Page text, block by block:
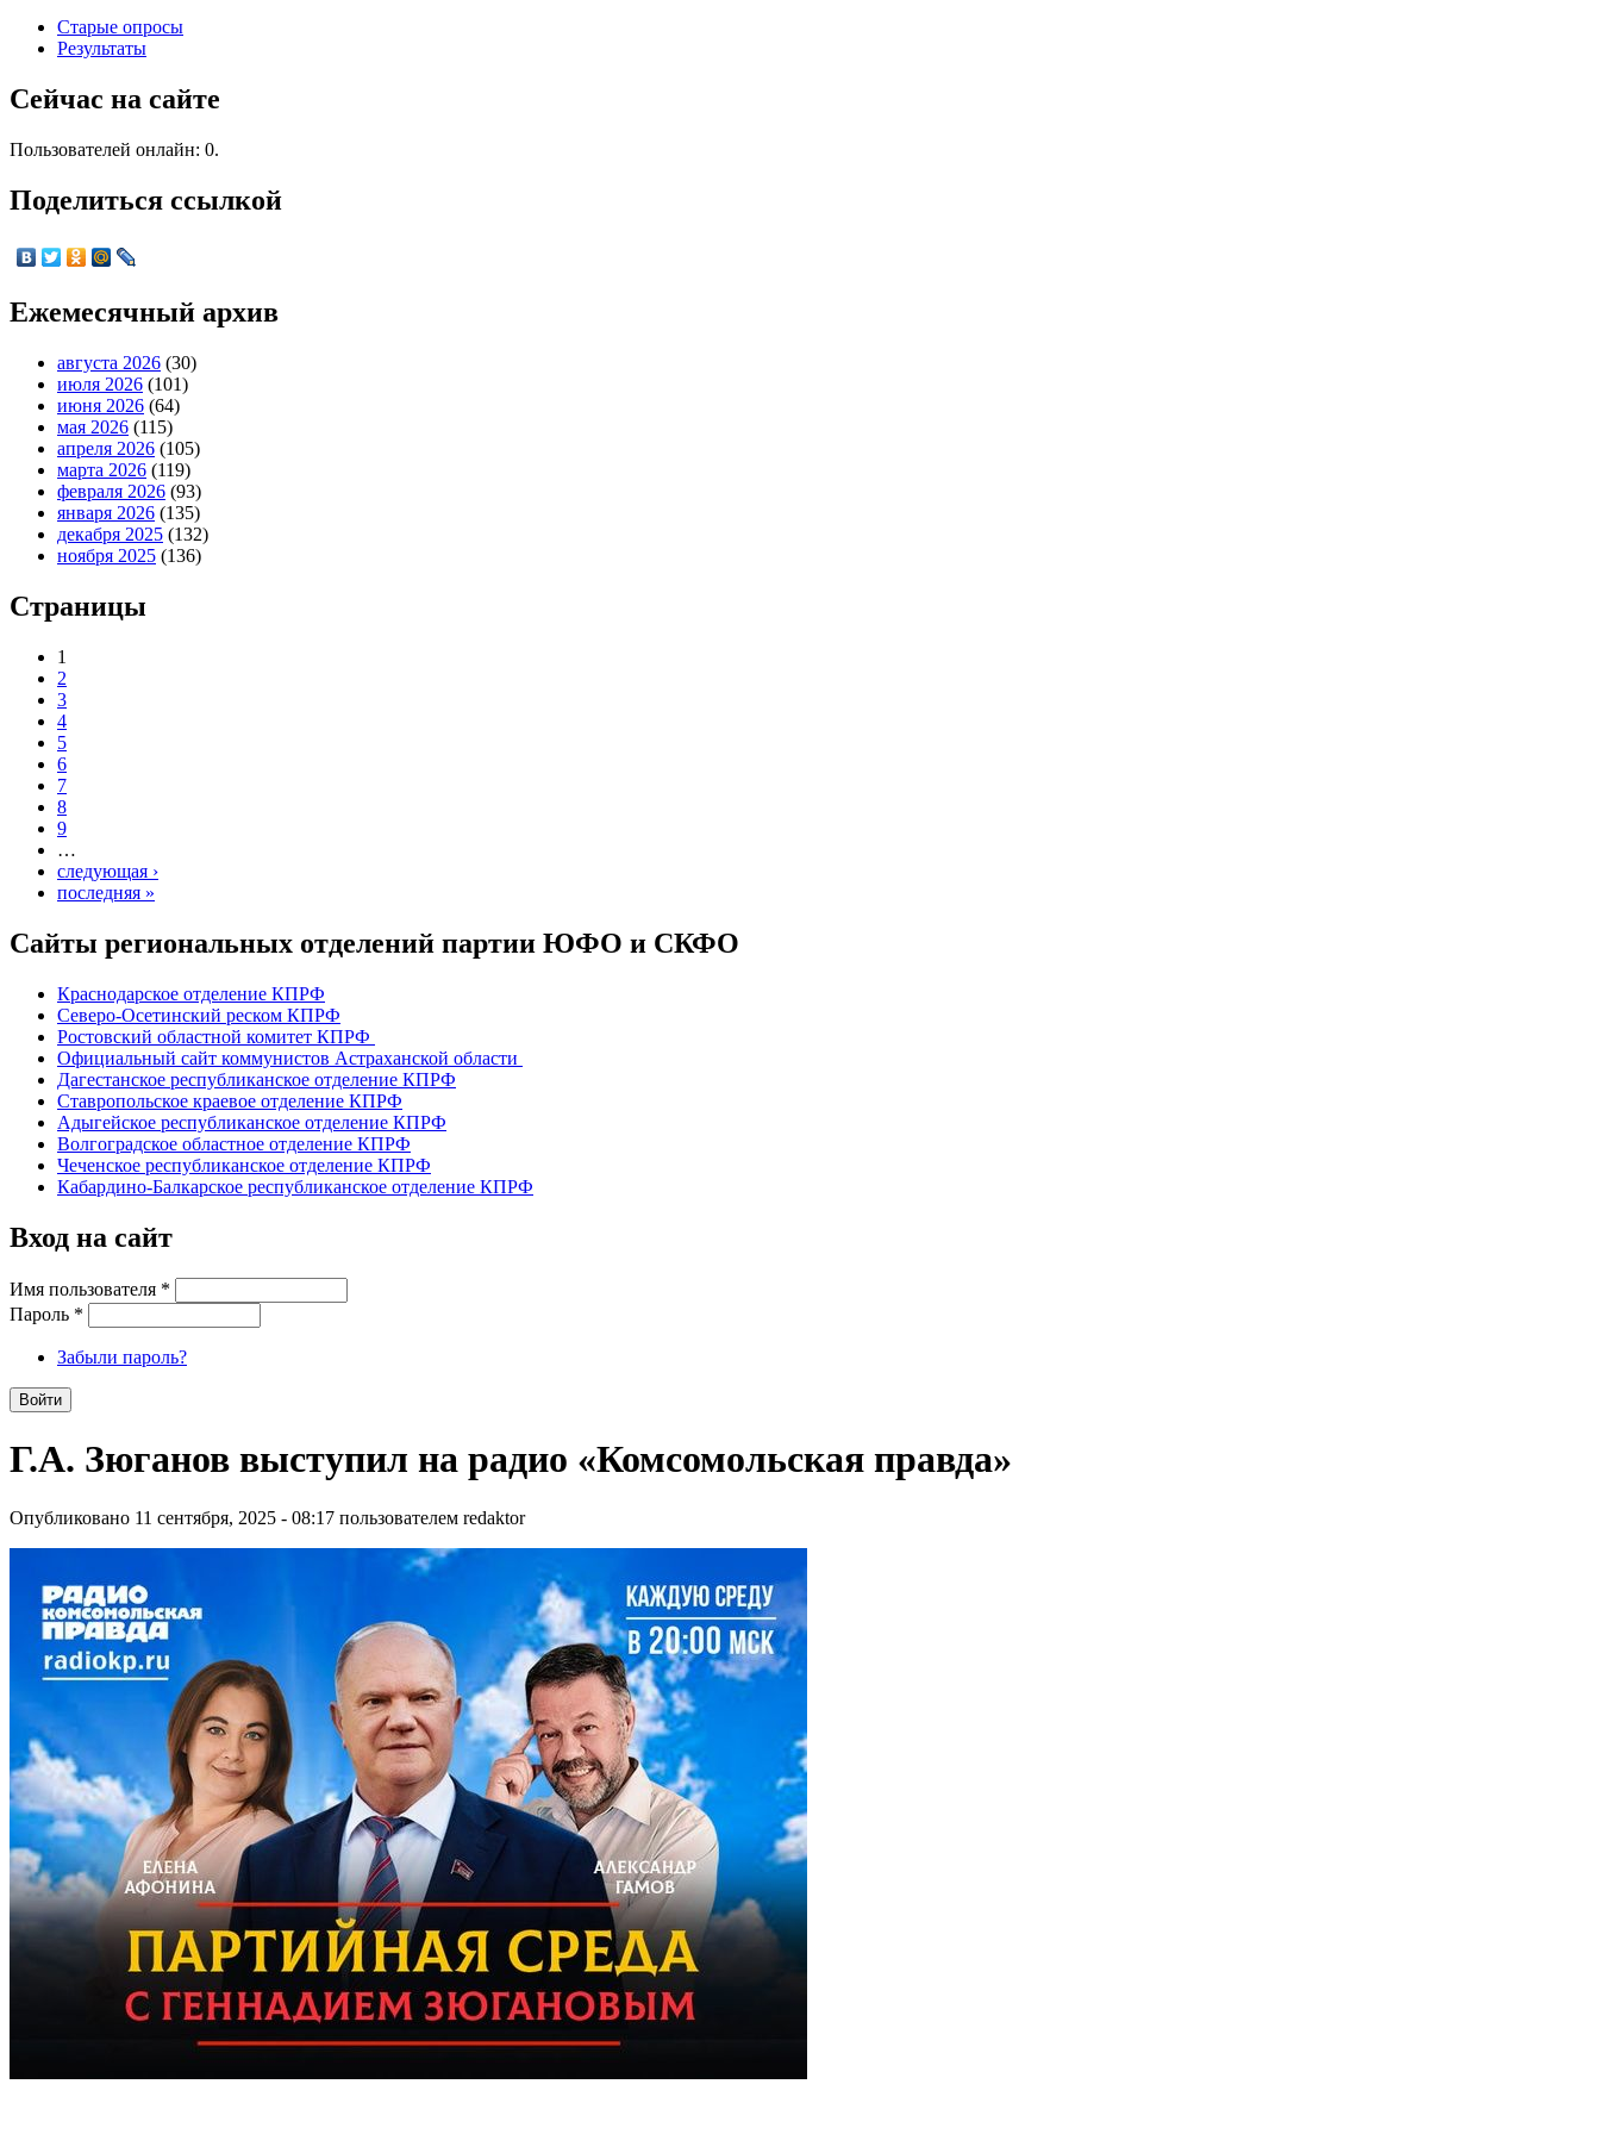
Старые опросы
Результаты
Сейчас на сайте
Пользователей онлайн: 0.
Поделиться ссылкой
Ежемесячный архив
августа 2026 (30)
июля 2026 (101)
июня 2026 (64)
мая 2026 (115)
апреля 2026 (105)
марта 2026 (119)
февраля 2026 (93)
января 2026 (135)
декабря 2025 (132)
ноября 2025 (136)
Страницы
1
2
3
4
5
6
7
8
9
…
следующая ›
последняя »
Сайты региональных отделений партии ЮФО и СКФО
Краснодарское отделение КПРФ
Северо-Осетинский реском КПРФ
Ростовский областной комитет КПРФ
Официальный сайт коммунистов Астраханской области
Дагестанское республиканское отделение КПРФ
Ставропольское краевое отделение КПРФ
Адыгейское республиканское отделение КПРФ
Волгоградское областное отделение КПРФ
Чеченское республиканское отделение КПРФ
Кабардино-Балкарское республиканское отделение КПРФ
Вход на сайт
Имя пользователя *
Пароль *
Забыли пароль?
Г.А. Зюганов выступил на радио «Комсомольская правда»
Опубликовано 11 сентября, 2025 - 08:17 пользователем redaktor